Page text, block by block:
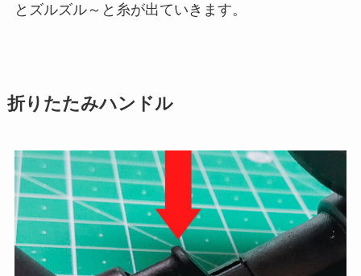
とズルズル～と糸が出ていきます。
折りたたみハンドル